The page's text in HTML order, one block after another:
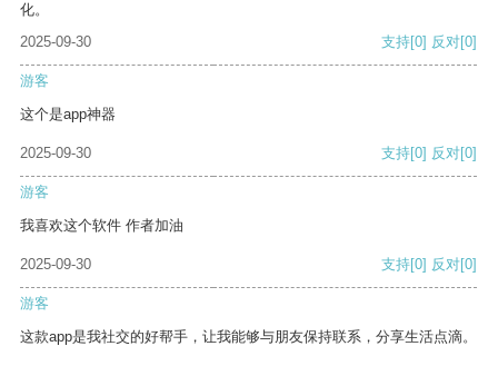
化。
2025-09-30
支持[0] 反对[0]
游客
这个是app神器
2025-09-30 支持[0] 反对[0]
游客
我喜欢这个软件 作者加油
2025-09-30 支持[0] 反对[0]
游客
这款app是我社交的好帮手，让我能够与朋友保持联系，分享生活点滴。